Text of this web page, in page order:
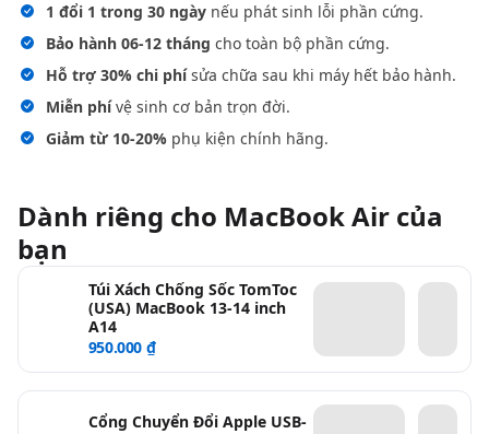
1 đổi 1 trong 30 ngày nếu phát sinh lỗi phần cứng.
Bảo hành 06-12 tháng cho toàn bộ phần cứng.
Hỗ trợ 30% chi phísửa chữa sau khi máy hết bảo hành.
Miễn phívệ sinh cơ bản trọn đời.
Giảm từ 10-20% phụ kiện chính hãng.
Dành riêng cho MacBook Air của
bạn
Túi Xách Chống Sốc TomToc
(USA) MacBook 13-14 inch
A14
950.000 ₫
Cổng Chuyển Đổi Apple USB-